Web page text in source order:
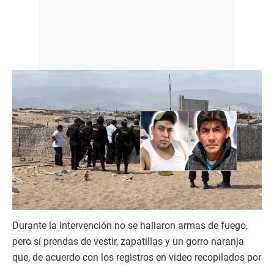
Durante la intervención no se hallaron armas de fuego,
pero sí prendas de vestir, zapatillas y un gorro naranja
que, de acuerdo con los registros en video recopilados por